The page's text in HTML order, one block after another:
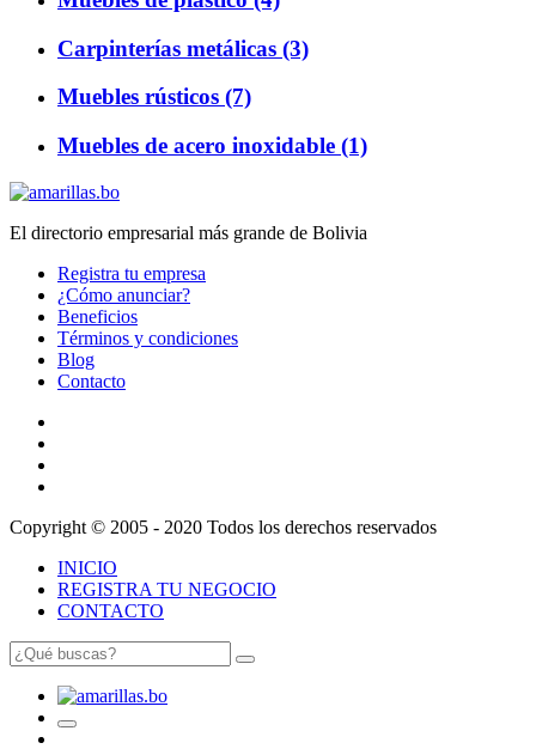
Carpinterías metálicas (3)
Muebles rústicos (7)
Muebles de acero inoxidable (1)
El directorio empresarial más grande de Bolivia
Registra tu empresa
¿Cómo anunciar?
Beneficios
Términos y condiciones
Blog
Contacto
Copyright © 2005 - 2020 Todos los derechos reservados
INICIO
REGISTRA TU NEGOCIO
CONTACTO